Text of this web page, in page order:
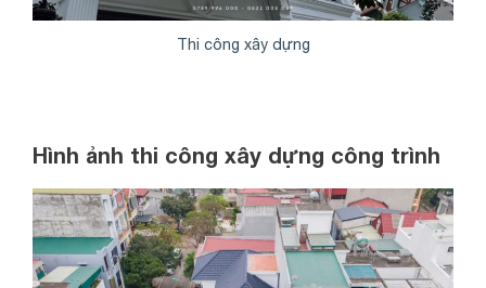
Thi công xây dựng
Hình ảnh thi công xây dựng công trình